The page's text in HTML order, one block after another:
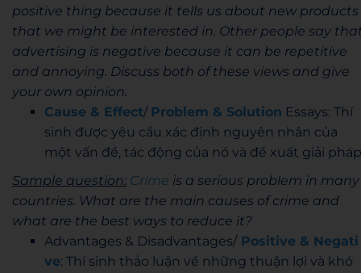
positive thing because it tells us about new products
that we might be interested in. Other people say
advertising is negative because it can be repetitive
and annoying. Discuss both of these views and give
your own opinion.
Cause & Effect/ Problem & Solution Essays: Thí
sinh được yêu cầu xác định nguyên nhân của
một vấn đề, tác động của nó và đề xuất giải
Sample question: Crime is a serious problem in many
countries. What are the main causes of crime and
what are the best ways to reduce it?
Advantages & Disadvantages/ Positive & Negati
ve: Thí sinh thảo luận về những thuận lợi và khó